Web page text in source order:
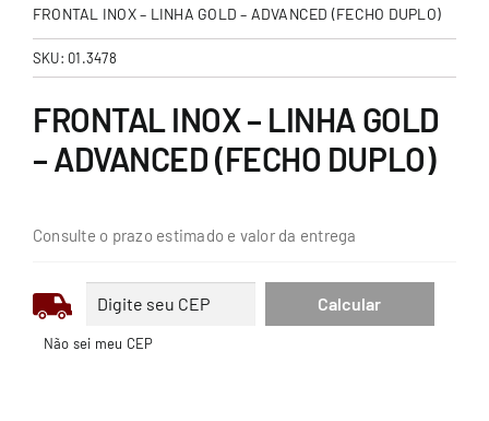
FRONTAL INOX – LINHA GOLD – ADVANCED (FECHO DUPLO)
SKU: 01.3478
FRONTAL INOX – LINHA GOLD
– ADVANCED (FECHO DUPLO)
Consulte o prazo estimado e valor da entrega
Não sei meu CEP